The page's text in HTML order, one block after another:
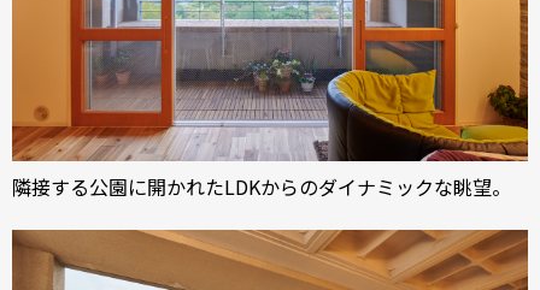
隣接する公園に開かれたLDKからのダイナミックな眺望。